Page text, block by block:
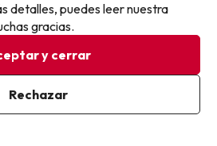
con
detalles, puedes leer nuestra
gracias.
y cerrar
Rechazar